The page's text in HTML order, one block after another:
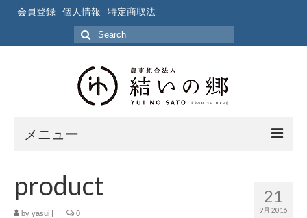
会員登録 個人情報
特定商取法
Search
for:
メニュー
作業風景 21
9月 2016
product
by yasui | | 0